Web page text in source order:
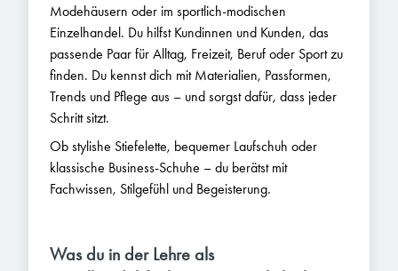
Modehäusern oder im sportlich-modischen
Einzelhandel. Du hilfst Kundinnen und Kunden, das
passende Paar für Alltag, Freizeit, Beruf oder Sport zu
finden. Du kennst dich mit Materialien, Passformen,
Trends und Pflege aus – und sorgst dafür, dass jeder
Schritt sitzt.
Ob stylishe Stiefelette, bequemer Laufschuh oder
klassische Business-Schuhe – du berätst mit
Fachwissen, Stilgefühl und Begeisterung.
Was du in der Lehre als